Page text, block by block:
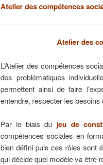
Atelier des compétences
Atelier des
L’Atelier des compétences
des problématiques
permettent ainsi de faire
entendre, respecter les
Par le biais du jeu de
compétences sociales en
bien défini puis ces rôles sont
qui décide quel modèle va être